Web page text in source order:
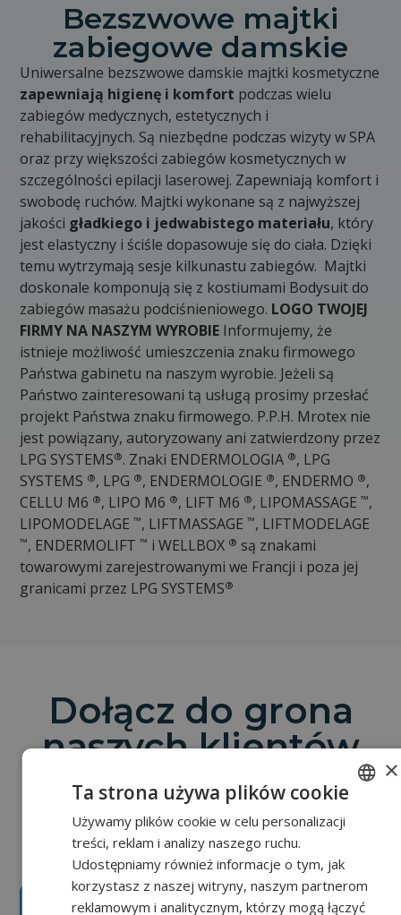
Bezszwowe majtki
zabiegowe damskie
Uniwersalne bezszwowe damskie majtki kosmetyczne
zapewniają higienę i komfort podczas wielu
zabiegów medycznych, estetycznych i
rehabilitacyjnych. Są niezbędne podczas wizyty w SPA
oraz przy większości zabiegów kosmetycznych w
szczególności epilacji laserowej. Zapewniają komfort i
swobodę ruchów. Majtki wykonane są z najwyższej
jakości gładkiego i jedwabistego materiału, który
jest elastyczny i ściśle dopasowuje się do ciała. Dzięki
temu wytrzymają sesje kilkunastu zabiegów. Majtki
doskonale komponują się z kostiumami Bodysuit do
zabiegów masażu podciśnieniowego. LOGO TWOJEJ
FIRMY NA NASZYM WYROBIE
istnieje możliwość umieszczenia znaku firmowego
Państwa gabinetu na naszym wyrobie. Jeżeli są
Państwo zainteresowani tą usługą prosimy przesłać
projekt Państwa znaku firmowego. P.P.H. Mrotex nie
jest powiązany, autoryzowany ani zatwierdzony przez
LPG SYSTEMS®. Znaki ENDERMOLOGIA ®, LPG
SYSTEMS ®, LPG ®, ENDERMOLOGIE ®, ENDERMO ®,
CELLU M6 ®, LIPO M6 ®, LIFT M6 ®, LIPOMASSAGE™,
LIPOMODELAGE™, LIFTMASSAGE™, LIFTMODELAGE
™, ENDERMOLIFT™ i WELLBOX ® są znakami
towarowymi zarejestrowanymi we Francji i poza jej
granicami przez LPG SYSTEMS®
Dołącz do grona
naszych klientów
gabinetu jest najwyższej jakości i charakteryzuje się
najwyższą niezawodnością. Uzupełnieniem oferty są
profesjonalne meble brytyjskiej firmy REM której
fabryka od ponad 100 działa w północnej Anglii.
Załóż konto
×
Ta strona używa plików cookie
Używamy plików cookie w celu personalizacji
treści, reklam i analizy naszego ruchu.
Udostępniamy również informacje o tym, jak
korzystasz z naszej witryny, naszym partnerom
reklamowym i analitycznym, którzy mogą łączyć